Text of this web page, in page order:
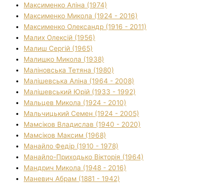
Максименко Аліна (1974)
Максименко Микола (1924 - 2016)
Максименко Олександр (1916 - 2011)
Малих Олексій (1956)
Малиш Сергій (1965)
Малишко Микола (1938)
Маліновська Тетяна (1980)
Малішевська Аліна (1964 - 2008)
Малішевський Юрій (1933 - 1992)
Мальцев Микола (1924 - 2010)
Мальчицький Семен (1924 - 2005)
Мамсіков Владислав (1940 - 2020)
Мамсіков Максим (1968)
Манайло Федір (1910 - 1978)
Манайло-Приходько Вікторія (1964)
Мандрич Микола (1948 - 2016)
Маневич Абрам (1881 - 1942)